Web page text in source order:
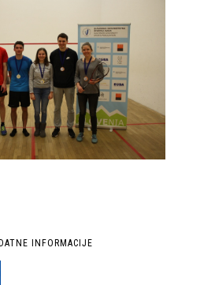
INFORMACIJE